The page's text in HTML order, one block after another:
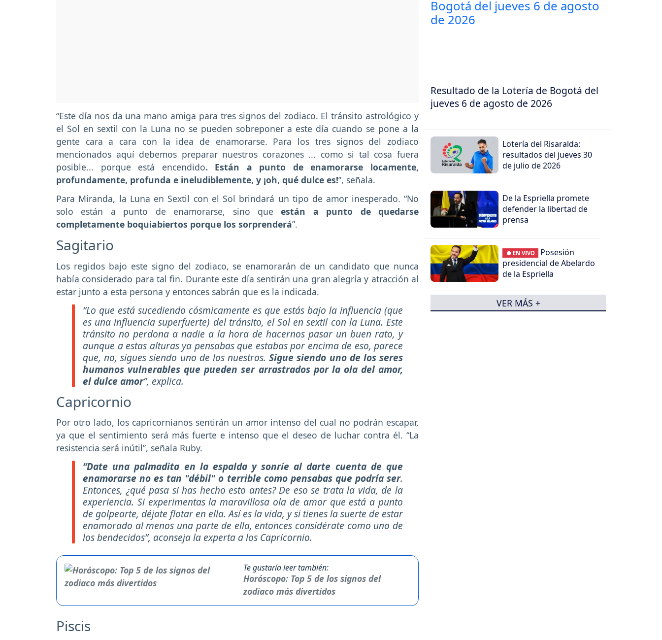
“Este día nos da una mano amiga para tres signos del zodiaco. El tránsito astrológico y
el Sol en sextil con la Luna no se pueden sobreponer a este día cuando se pone a la
gente cara a cara con la idea de enamorarse. Para los tres signos del zodiaco
mencionados aquí debemos preparar nuestros corazones ... como si tal cosa fuera
posible... porque está encendido. Están a punto de enamorarse locamente,
profundamente, profunda e ineludiblemente, y ¡oh, qué dulce es!”, señala.
Para Miranda, la Luna en Sextil con el Sol brindará un tipo de amor inesperado. “No
solo están a punto de enamorarse, sino queestán a punto de quedarse
completamente boquiabiertos porque los sorprenderá”.
Sagitario
Los regidos bajo este signo del zodiaco, se enamorarán de un candidato que nunca
había considerado para tal fin. Durante este día sentirán una gran alegría y atracción al
estar junto a esta persona y entonces sabrán que es la indicada.
“Lo que está sucediendo cósmicamente es que estás bajo la influencia (que
es una influencia superfuerte) del tránsito, el Sol en sextil con la Luna. Este
tránsito no perdona a nadie a la hora de hacernos pasar un buen rato, y
aunque a estas alturas ya pensabas que estabas por encima de eso, parece
que, no, sigues siendo uno de los nuestros.Sigue siendo uno de los seres
humanos vulnerables que pueden ser arrastrados por la ola del amor,
el dulce amor”, explica.
Capricornio
Por otro lado, los capricornianos sentirán un amor intenso del cual no podrán escapar,
ya que el sentimiento será más fuerte e intenso que el deseo de luchar contra él. “La
resistencia será inútil”, señala Ruby.
“Date una palmadita en la espalda y sonríe al darte cuenta de que
enamorarse no es tan "débil" o terrible como pensabas que podría ser.
Entonces, ¿qué pasa si has hecho esto antes? De eso se trata la vida, de la
experiencia. Si experimentas la maravillosa ola de amor que está a punto
de golpearte, déjate flotar en ella. Así es la vida, y si tienes la suerte de estar
enamorado al menos una parte de ella, entonces considérate como uno de
los bendecidos”, aconseja la experta a los Capricornio.
Te gustaría leer también:
Horóscopo: Top 5 de los signos del
zodiaco más divertidos
Piscis
Resultado de la Lotería de Bogotá del
jueves 6 de agosto de 2026
Lotería del Risaralda:
resultados del jueves 30
de julio de 2026
De la Espriella promete
defender la libertad de
prensa
● EN VIVO
Posesión
presidencial de Abelardo
de la Espriella
VER MÁS +